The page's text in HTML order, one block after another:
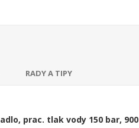
RADY A TIPY
prac. tlak vody 150 bar,